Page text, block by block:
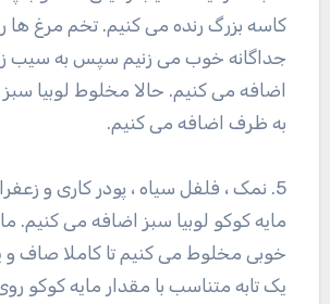
کاسه بزرگ رنده می کنیم. تخم مرغ ها
جداگانه خوب می زنیم سپس به سیب
اضافه می کنیم. حالا مخلوط لوبیا سبز
به ظرف اضافه می کنیم.
5. نمک ، فلفل سیاه ، پودر کاری و
مایه کوکو لوبیا سبز اضافه می کنیم.
خوبی مخلوط می کنیم تا کاملا صاف
یک تابه متناسب با مقدار مایه کوکو